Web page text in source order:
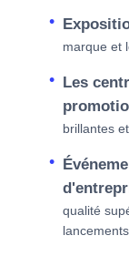
marque et
Les
brillantes
qualité